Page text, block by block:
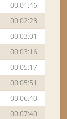
00:01:46
00:02:28
00:03:01
00:03:16
00:05:17
00:05:51
00:06:40
00:07:40